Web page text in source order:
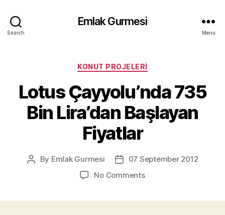
Search
Emlak Gurmesi
Menu
Categories
KONUT PROJELERI
Lotus Çayyolu’nda 735
Bin Lira’dan Başlayan
Fiyatlar
Post
By Emlak Gurmesi
Post07 September 2012
No Commentson